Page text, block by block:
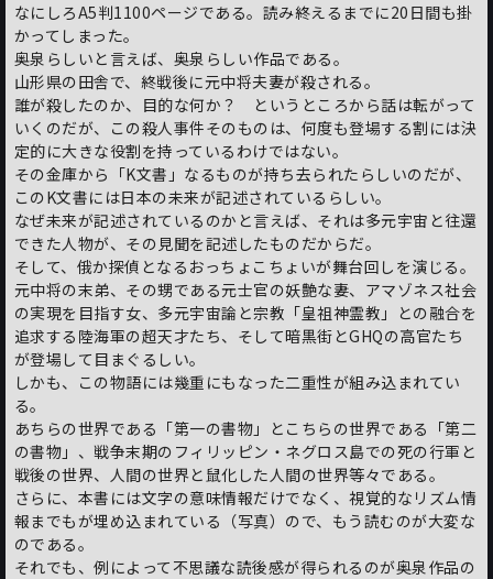
なにしろA5判1100ページである。読み終えるまでに20日間も掛
かってしまった。
奥泉らしいと言えば、奥泉らしい作品である。
山形県の田舎で、終戦後に元中将夫妻が殺される。
誰が殺したのか、目的な何か？ というところから話は転がって
いくのだが、この殺人事件そのものは、何度も登場する割には決
定的に大きな役割を持っているわけではない。
その金庫から「K文書」なるものが持ち去られたらしいのだが、
このK文書には日本の未来が記述されているらしい。
なぜ未来が記述されているのかと言えば、それは多元宇宙と往還
できた人物が、その見聞を記述したものだからだ。
そして、俄か探偵となるおっちょこちょいが舞台回しを演じる。
元中将の末弟、その甥である元士官の妖艶な妻、アマゾネス社会
の実現を目指す女、多元宇宙論と宗教「皇祖神霊教」との融合を
追求する陸海軍の超天才たち、そして暗黒街とGHQの高官たち
が登場して目まぐるしい。
しかも、この物語には幾重にもなった二重性が組み込まれてい
る。
あちらの世界である「第一の書物」とこちらの世界である「第二
の書物」、戦争末期のフィリッピン・ネグロス島での死の行軍と
戦後の世界、人間の世界と鼠化した人間の世界等々である。
さらに、本書には文字の意味情報だけでなく、視覚的なリズム情
報までもが埋め込まれている（写真）ので、もう読むのが大変な
のである。
それでも、例によって不思議な読後感が得られるのが奥泉作品の